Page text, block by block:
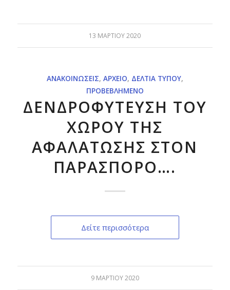
13 ΜΑΡΤΊΟΥ 2020
ΑΝΑΚΟΙΝΏΣΕΙΣ, ΑΡΧΕΊΟ, ΔΕΛΤΊΑ ΤΎΠΟΥ,
ΠΡΟΒΕΒΛΗΜΈΝΟ
ΔΕΝΔΡΟΦΥΤΕΥΣΗ ΤΟΥ
ΧΩΡΟΥ ΤΗΣ
ΑΦΑΛΑΤΩΣΗΣ ΣΤΟΝ
ΠΑΡΑΣΠΟΡΟ….
Δείτε περισσότερα
9 ΜΑΡΤΊΟΥ 2020